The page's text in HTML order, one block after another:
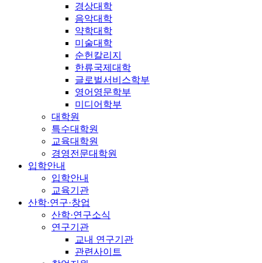
경상대학
음악대학
약학대학
미술대학
순헌칼리지
한류국제대학
글로벌서비스학부
영어영문학부
미디어학부
대학원
특수대학원
교육대학원
경영전문대학원
입학안내
입학안내
교육기관
산학·연구·창업
산학·연구소식
연구기관
교내 연구기관
관련사이트